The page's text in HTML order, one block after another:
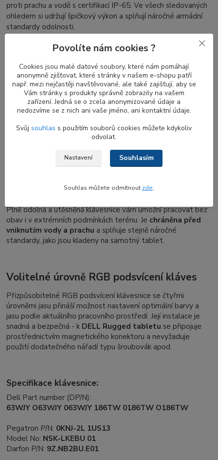
proti prachu a vodě s certifikací IP-65. Ve všech sledovaných
ohledem si udržují špičkový výkon a splňují náročné armádní
standardy odolnosti.
Kvalitní zpracování rugged tabletu z
vyztuženého polykarbonátového plastu
Elegantní vzhled přídavné klávesnice zdůrazňuje kvalitní kryt
z černého vyztuženého polykarbonátového plastu. Externí
DELL klávesnicedíky němu působí robustně a pevně a
nezavdává žádné pochybnosti týkající se své mimořádné
odolnosti. Masivní kryt klávesnice zároveň poskytuje
IP-65 standardy
Plně odolná a utěsněná klávesnice vám umožní pracovat bez
obav i v extrémních podmínkách terénu. Je chráněna před
vniknutím vody a prachu a splňuje stejně náročné
standardy, jako jsou kladeny na samotný tablet.
Volitelné úrovně RGB podsvícení kláves
Přizpůsobitelné RGB podsvícení klávesnice se čtyřmi
úrovněmi jasu přináší možnost nastavení optimální barvy a
jasu podle aktuálního pracovního prostředí. Její instalace je
snadná a bezpečná - k DELL Rugged tabletu se připojuje
prostřednictvím magnetického konektoru a nevyžaduje
použití dodatečného nářadí typu šroubovák apod.
Specifikace klávesnice:
Dell Part number (DP/N):
63WJY O63WJY 063WJY 186TW 0186TW O186TW
Pegatron P/N: 0KNJ-2L 1US13
Model No: NSK-LKEBU 01
Darfon P/N: 9Z.NB2BU.E01
Povolíte nám cookies ?
Cookies jsou malé datové soubory, které nám pomáhají
anonymně zjišťovat, které stránky v našem e-shopu patří
např. mezi nejčastěji navštěvované, ale také zajišťují, aby se
Vám stránky s produkty správně zobrazily na vašem
zařízení. Jedná se o zcela anonymizované údaje a
nedozvíme se z nich ani vaše jméno, ani kontaktní údaje.
Svůj souhlas s použitím souborů cookies můžete kdykoliv
odvolat.
Nastavení Souhlasím
Souhlas můžete odmítnout zde.